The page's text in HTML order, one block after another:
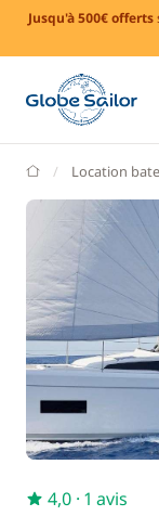
Jusqu'à 500€ offerts
GlobeSailor
Location
4,0 · 1 avis